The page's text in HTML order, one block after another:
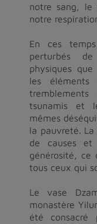
notre sang,
notre
En ces
perturbés
physiques
les éléments
tsunamis et
mêmes
la pauvreté.
de causes et
générosité, ce
tous ceux qui
Le vase
monastère
été consacré